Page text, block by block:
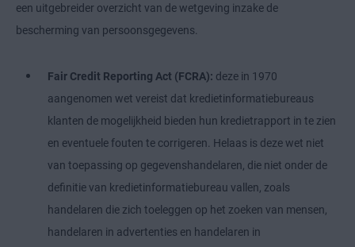
een uitgebreider overzicht van de wetgeving inzake de
bescherming van persoonsgegevens.
Fair Credit Reporting Act (FCRA): deze in 1970
aangenomen wet vereist dat kredietinformatiebureaus
klanten de mogelijkheid bieden hun kredietrapport in te zien
en eventuele fouten te corrigeren. Helaas is deze wet niet
van toepassing op gegevenshandelaren, die niet onder de
definitie van kredietinformatiebureau vallen, zoals
handelaren die zich toeleggen op het zoeken van mensen,
handelaren in advertenties en handelaren in